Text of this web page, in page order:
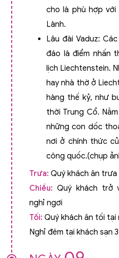
cho là phù hợp
Lành.
Lâu đài Vaduz:
đáo là điểm nhấn
lịch Liechtenstein.
hay nhà thờ ở
hàng thế kỷ, như
thời Trung Cổ.
những con dốc
nơi ở chính thức
công quốc.(chụp
Trưa: Quý khách ăn
Chiều: Quý khách trở
nghỉ ngơi
Tối: Quý khách ăn tối tại
Nghỉ đêm tại khách sạn